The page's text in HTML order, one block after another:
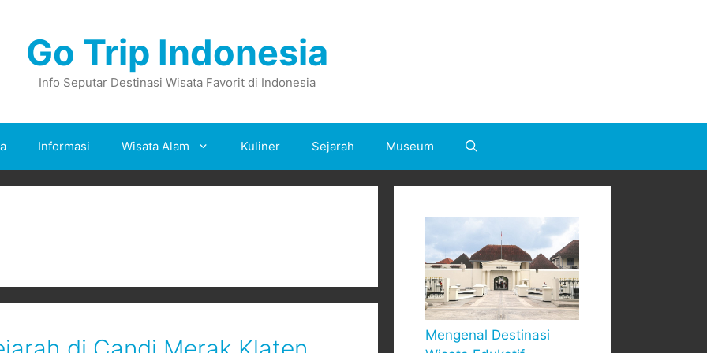
Go Trip Indonesia
Info Seputar Destinasi Wisata Favorit di Indonesia
Informasi Wisata Alam Kuliner Sejarah Museum
Mengenal Destinasi